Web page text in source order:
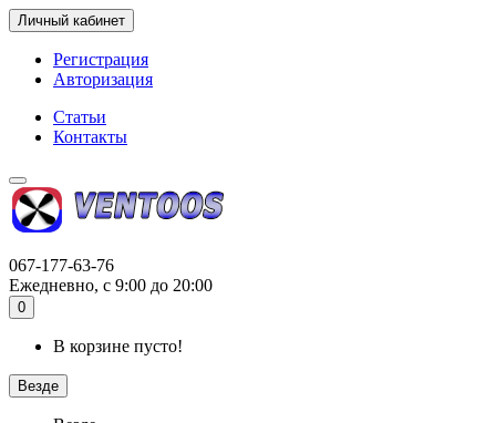
Личный кабинет
Регистрация
Авторизация
Статьи
Контакты
067-177-63-76
Ежедневно, с 9:00 до 20:00
0
В корзине пусто!
Везде